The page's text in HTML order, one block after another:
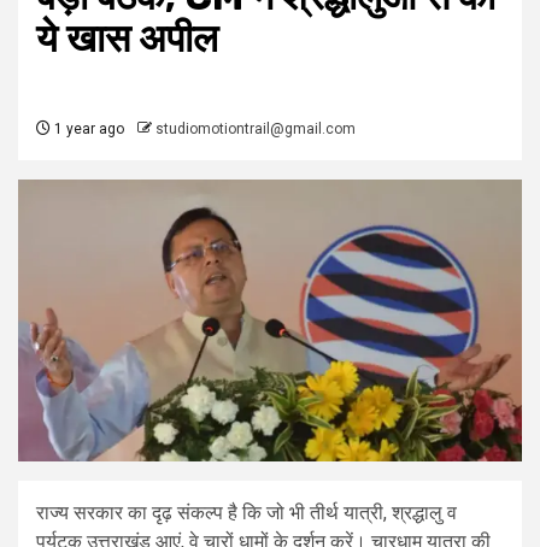
ये खास अपील
1 year ago studiomotiontrail@gmail.com
राज्य सरकार का दृढ़ संकल्प है कि जो भी तीर्थ यात्री, श्रद्धालु व
पर्यटक उत्तराखंड आएं, वे चारों धामों के दर्शन करें। चारधाम यात्रा की